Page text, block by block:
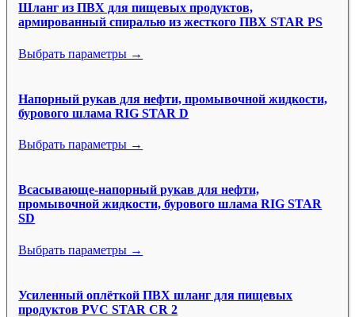
Шланг из ПВХ для пищевых продуктов,
армированный спиралью из жесткого ПВХ STAR PS
Выбрать параметры →
Напорный рукав для нефти, промывочной жидкости,
бурового шлама RIG STAR D
Выбрать параметры →
Всасывающе-напорный рукав для нефти,
промывочной жидкости, бурового шлама RIG STAR
SD
Выбрать параметры →
Усиленный оплёткой ПВХ шланг для пищевых
продуктов PVC STAR CR 2